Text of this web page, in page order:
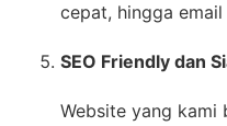
cepat, hingga
SEO Friendly dan
Website yang kami